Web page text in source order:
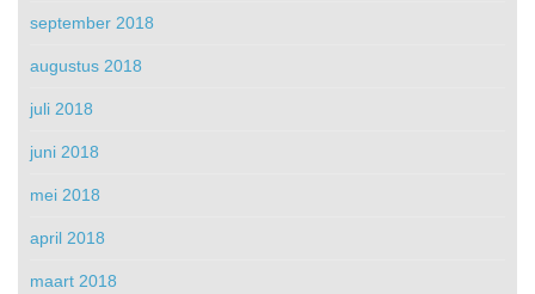
september 2018
augustus 2018
juli 2018
juni 2018
mei 2018
april 2018
maart 2018